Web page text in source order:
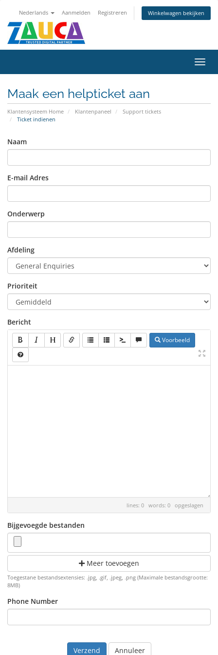
Nederlands Aanmelden Registreren Winkelwagen bekijken
in-/
Maak een helpticket aan
Klantensysteem Home Klantenpaneel
Support tickets
Ticket indienen
Naam
E-mail Adres
Onderwerp
Afdeling
Prioriteit
Bericht
Voorbeeld
lines: 0 words: 0 opgeslagen
Bijgevoegde bestanden
Meer toevoegen
Toegestane bestandsextensies: .jpg, .gif, .jpeg, .png (Maximale bestandsgrootte:
8MB)
Phone Number
Annuleer